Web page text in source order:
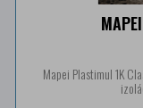
Mapei Plastimul 1K